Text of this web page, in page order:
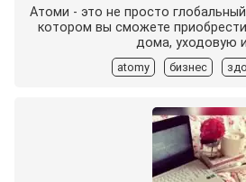
Атоми - это не просто
котором вы сможете
дома, уходовую
atomy бизнес